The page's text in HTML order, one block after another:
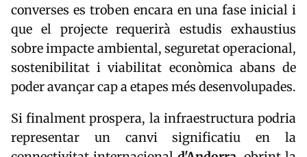
converses es troben encara en una fase inicial i
que el projecte requerirà estudis exhaustius
sobre impacte ambiental, seguretat operacional,
sostenibilitat i viabilitat econòmica abans de
poder avançar cap a etapes més desenvolupades.
Si finalment prospera, la infraestructura podria
representar un canvi significatiu en la